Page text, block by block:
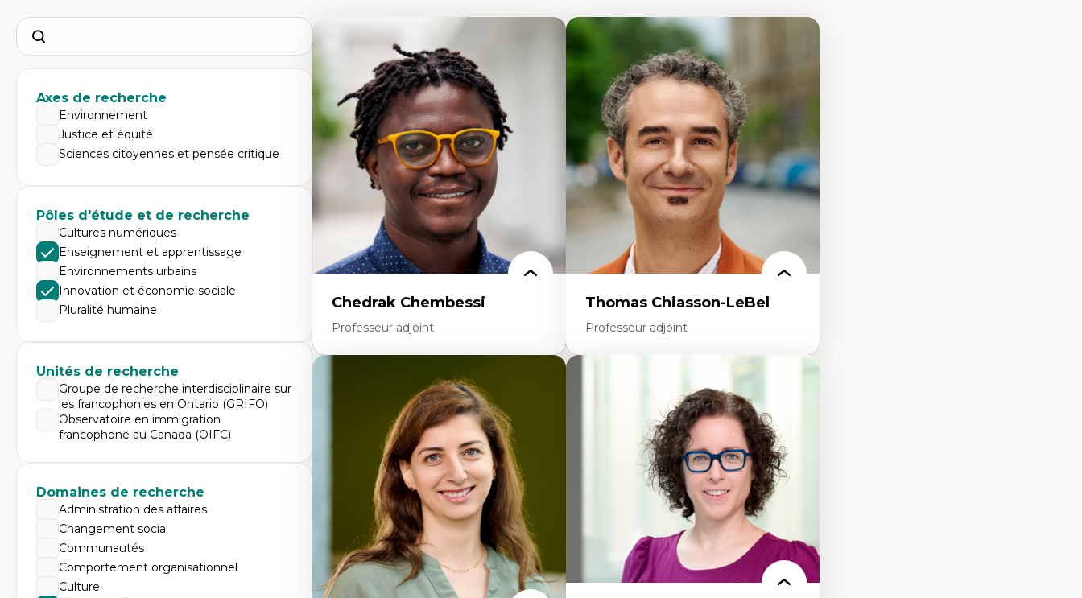
Search
Axes de recherche
Environnement
Justice et équité
Sciences citoyennes et pensée critique
Pôles d'étude et de recherche
Cultures numériques
Enseignement et apprentissage
Environnements urbains
Innovation et économie sociale
Pluralité humaine
Unités de recherche
Groupe de recherche interdisciplinaire sur
les francophonies en Ontario (GRIFO)
Observatoire en immigration
francophone au Canada (OIFC)
Domaines de recherche
Administration des affaires
Changement social
Communautés
Comportement organisationnel
Culture
Chedrak Chembessi
Professeur adjoint
Économie circulaire
Modèles d’affaires durables
Histoire des faits économiques
Gestion durable des ressources naturelles
Écologie industrielle
Aménagement durable du territoire
Développement régional
Coopératives
Télétravail en milieu rural francophone
Transition socio-écologique
Thomas Chiasson-LeBel
Professeur adjoint
Théories du développement
Économie politique comparée
Élites économiques
Sociologie économique
Extractivisme
Classes sociales
Mouvements sociaux
Théories de l’État